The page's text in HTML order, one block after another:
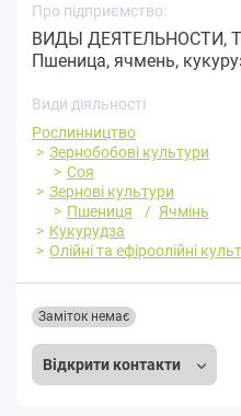
Про підприємство:
ВИДЫ ДЕЯТЕЛЬНОСТИ,
Пшеница, ячмень,
Види діяльності
Рослинництво
Зернобобові культури
Соя
Зернові культури
Пшениця
Ячмінь
Кукурудза
Олійні та ефіроолійні
Відкрити контакти
Заміток немає